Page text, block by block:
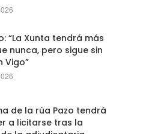
“La Xunta tendrá más
nunca, pero sigue sin
Vigo”
de la rúa Pazo tendrá
a licitarse tras la